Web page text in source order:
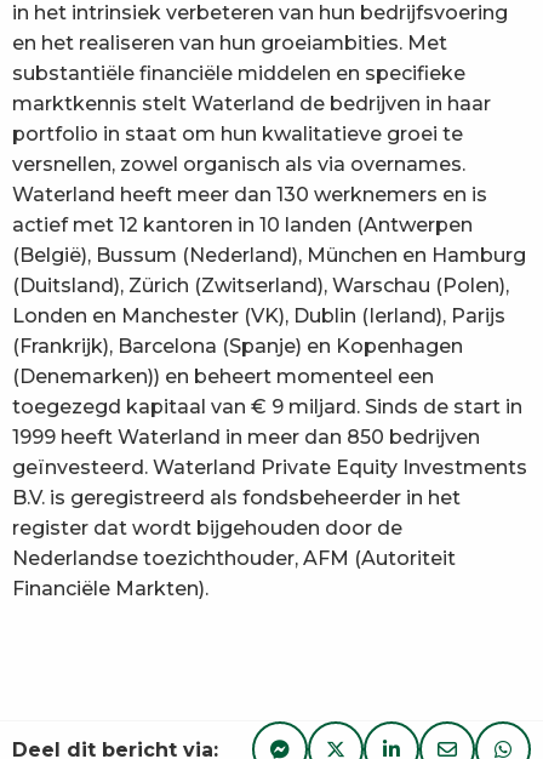
in het intrinsiek verbeteren van hun bedrijfsvoering
en het realiseren van hun groeiambities. Met
substantiële financiële middelen en specifieke
marktkennis stelt Waterland de bedrijven in haar
portfolio in staat om hun kwalitatieve groei te
versnellen, zowel organisch als via overnames.
Waterland heeft meer dan 130 werknemers en is
actief met 12 kantoren in 10 landen (Antwerpen
(België), Bussum (Nederland), München en Hamburg
(Duitsland), Zürich (Zwitserland), Warschau (Polen),
Londen en Manchester (VK), Dublin (Ierland), Parijs
(Frankrijk), Barcelona (Spanje) en Kopenhagen
(Denemarken)) en beheert momenteel een
toegezegd kapitaal van € 9 miljard. Sinds de start in
1999 heeft Waterland in meer dan 850 bedrijven
geïnvesteerd. Waterland Private Equity Investments
B.V. is geregistreerd als fondsbeheerder in het
register dat wordt bijgehouden door de
Nederlandse toezichthouder, AFM (Autoriteit
Financiële Markten).
Deel dit bericht via: